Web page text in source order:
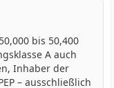
bis 50,400
A auch
Inhaber der
– ausschließlich